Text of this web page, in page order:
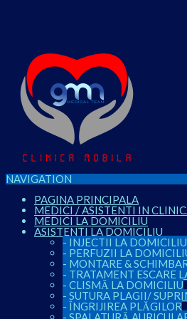
NAVIGATION
PAGINA PRINCIPALA
MEDICI / ASISTENTI IN
MEDICI LA DOMICILIU
ASISTENTI LA DOMICILIU
- INJECTII LA DOMICILIU
- PERFUZII LA
- MONTARE &
- TRATAMENT ESCARE
- CLISMĂ LA DOMICILIU
- SUTURA PLAGII/
- ÎNGRIJIREA PLĂGILOR